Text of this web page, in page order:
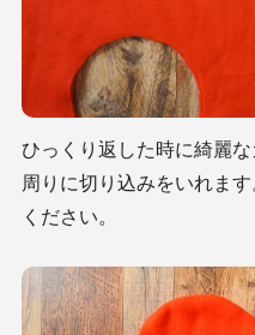
ひっくり返した時に綺麗
周りに切り込みをいれま
ください。